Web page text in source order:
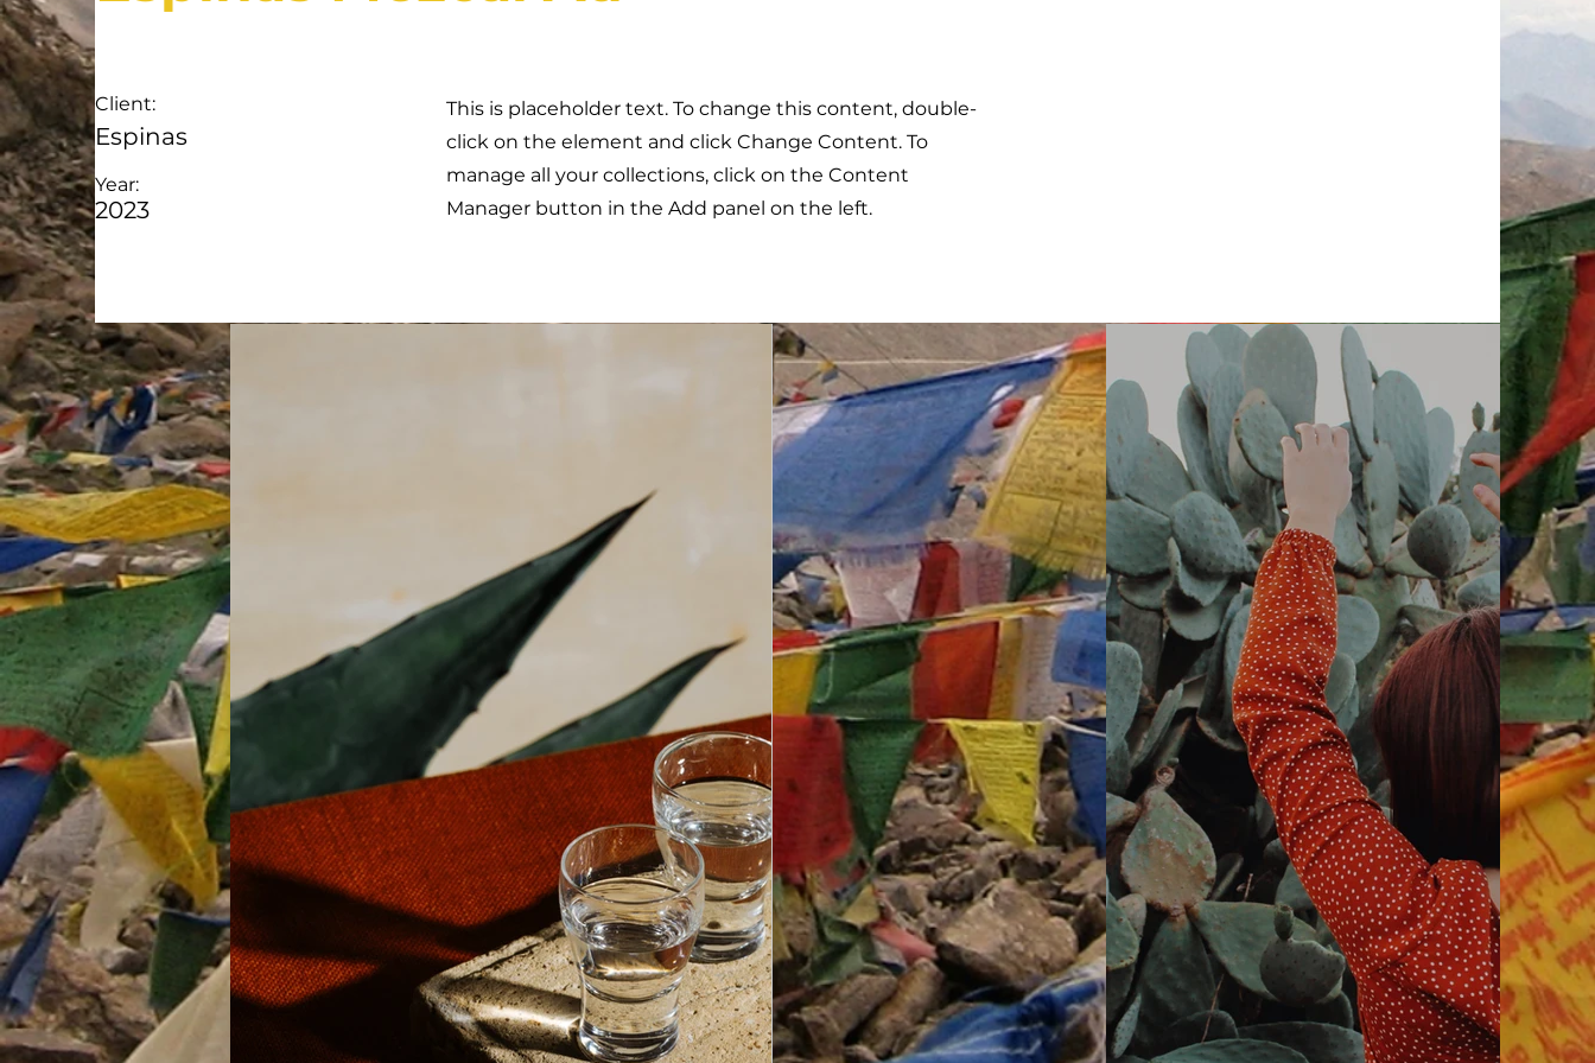
Client:
Espinas
Year:
2023
This is placeholder text. To change this content, double-
click on the element and click Change Content. To
manage all your collections, click on the Content
Manager button in the Add panel on the left.